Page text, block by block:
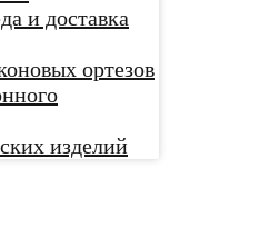
и доставка
ортезов
изделий